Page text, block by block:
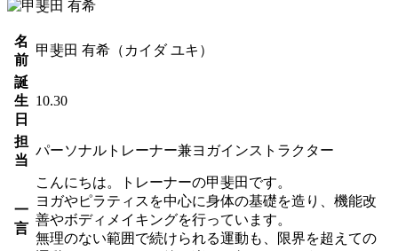
名
前
甲斐田 有希（カイダ ユキ）
誕
生
日
10.30
担
当
パーソナルトレーナー兼ヨガインストラクター
一
言
こんにちは。トレーナーの甲斐田です。
ヨガやピラティスを中心に身体の基礎を造り、機能改
善やボディメイキングを行っています。
無理のない範囲で続けられる運動も、限界を超えての